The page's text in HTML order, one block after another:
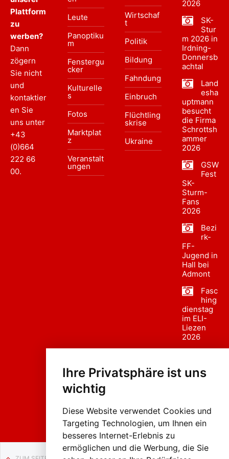
Ihre Privatsphäre ist uns
wichtig
Diese Website verwendet Cookies und
Targeting Technologien, um Ihnen ein
besseres Internet-Erlebnis zu
ermöglichen und die Werbung, die Sie
Plattform
zu
werben?
Dann
zögern
Sie nicht
und
kontaktier
en Sie
uns unter
+43
(0)664
222 66
00.
Leute
Panoptiku
m
Fenstergu
cker
Kulturelle
s
Fotos
Marktplat
z
Veranstalt
ungen
Wirtschaf
t
Politik
Bildung
Fahndung
Einbruch
Flüchtling
skrise
Ukraine
2026
SK-
Stur
m 2026 in
Irdning-
Donnersb
achtal
Land
esha
uptmann
besucht
die Firma
Schrottsh
ammer
2026
GSW
Fest
SK-
Sturm-
Fans
2026
Bezi
rk-
FF-
Jugend in
Hall bei
Admont
Fasc
hing
dienstag
im ELI-
Liezen
2026
sumzug
Liezen